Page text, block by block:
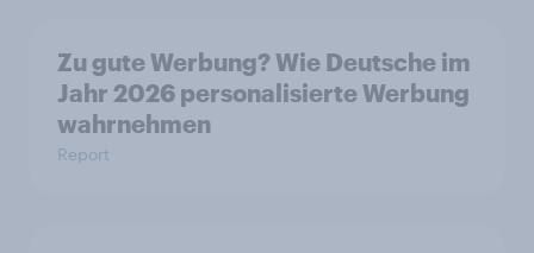
Zu gute Werbung? Wie Deutsche im
Jahr 2026 personalisierte Werbung
wahrnehmen
Report